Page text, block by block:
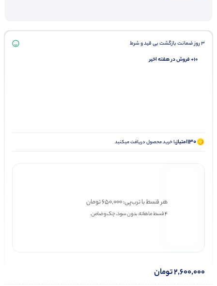
3 روز ضمانت بازگشت بی قید و شرط
10+ فروش در هفته اخیر
130امتیازبا خرید محصول دریافت میکنید
هر قسط با ترب‌پی:650,000تومان
۴ قسط ماهانه. بدون سود، چک و ضامن.
2,600,000تومان